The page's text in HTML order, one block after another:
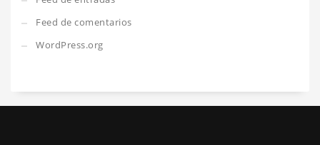
Feed de comentarios
WordPress.org